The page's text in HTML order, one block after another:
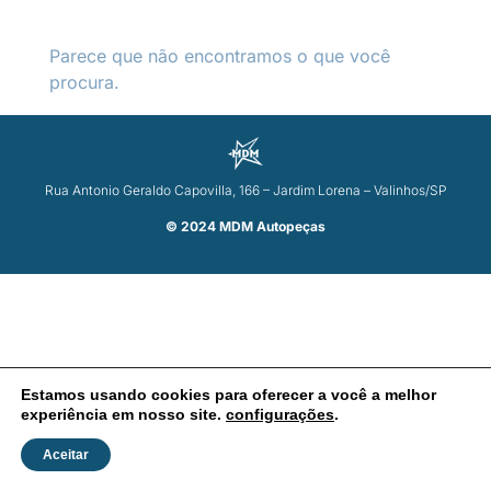
Parece que não encontramos o que você
procura.
Rua Antonio Geraldo Capovilla, 166 – Jardim Lorena – Valinhos/SP
© 2024 MDM Autopeças
Estamos usando cookies para oferecer a você a melhor
experiência em nosso site. configurações.
Aceitar